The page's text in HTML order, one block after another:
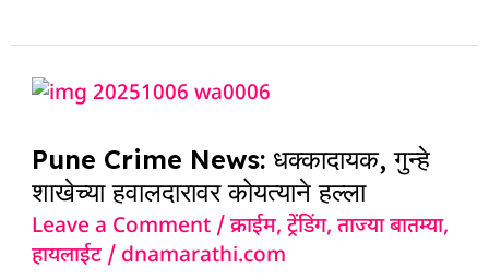
b
o
o
k
A
p
p
dI
n
d
s
ra
m
Pune Crime News: धक्कादायक, गुन्हे
शाखेच्या हवालदारावर कोयत्याने हल्ला
Leave a Comment /क्राईम,ट्रेंडिंग,ताज्या बातम्या,
हायलाईट/ dnamarathi.com
Pune
News:
धक्कादायक,
गुन्हे
शाखेच्या